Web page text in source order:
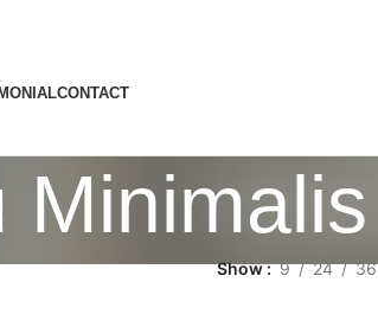
CONTACT
Minimalis
Show 9 24 36